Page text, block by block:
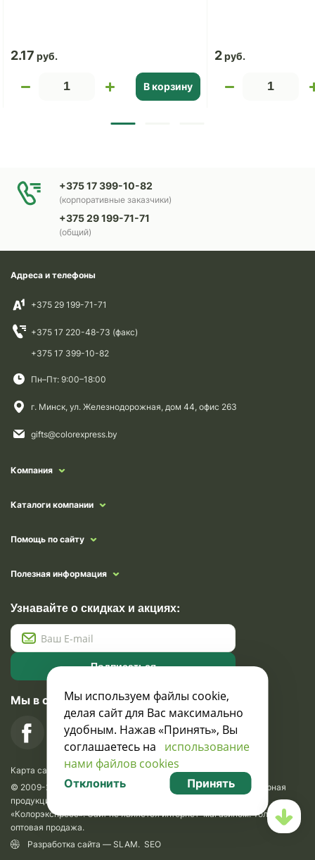
2.17
В корзину
2
+375 17 399-10-82
(корпоративные заказчики)
+375 29 199-71-71
(общий)
Адреса и телефоны
+375 29 199-71-71
+375 17 220-48-73 (факс)
+375 17 399-10-82
Пн–Пт: 9:00–18:00
г. Минск, ул. Железнодорожная, дом 44, офис 263
gifts@colorexpress.by
Компания
Каталоги компании
Помощь по сайту
Полезная информация
Узнавайте о скидках и акциях:
Подписаться
Мы в социальных сетях
Карта сайта
© 2009-2026 Krasavik.by. Сувениры оптом. Рекламно-сувенирная
продукция и сувениры с логотипом. УНН 100873745, ООО
«Колорэкспресс». Сайт не является интернет-магазином. Только
оптовая продажа.
Разработка сайта — SLAM. SEO
Мы используем файлы cookie,
делая сайт для Вас максимально
удобным. Нажав «Принять», Вы
соглашаетесь на использование
нами файлов cookies
Отклонить Принять